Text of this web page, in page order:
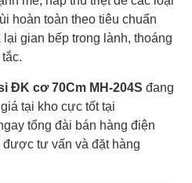
hoàn toàn theo tiêu chuẩn
gian bếp trong lành, thoáng
ĐK cơ 70Cm MH-204S đang
tại kho cực tốt tại
tổng đài bán hàng điện
được tư vấn và đặt hàng